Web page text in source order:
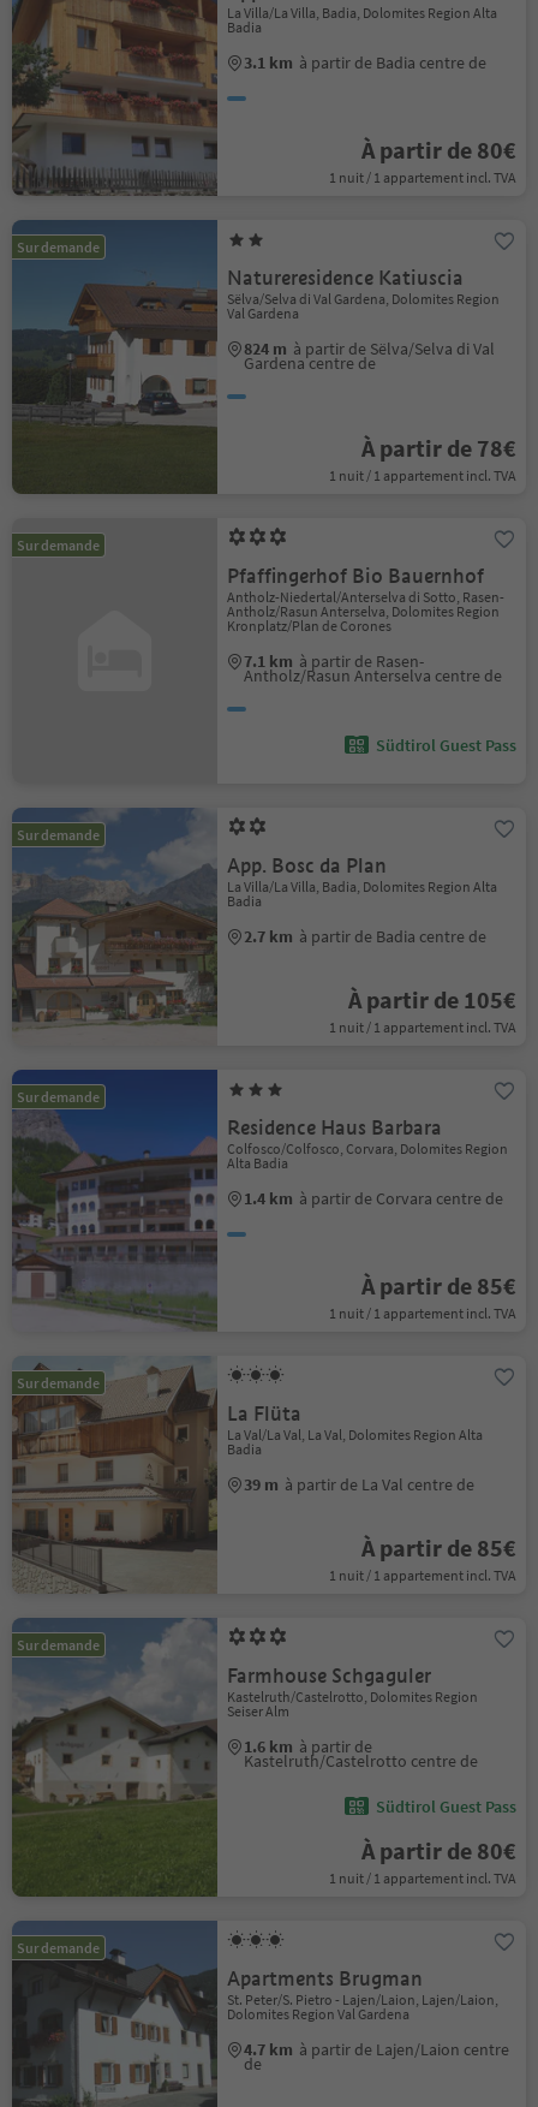
La Villa/La Villa, Badia, Dolomites Region Alta
Badia
3.1 km à partir de Badia centre de
À partir de 80€
1 nuit / 1 appartement incl. TVA
Sur demande
Natureresidence Katiuscia
Sëlva/Selva di Val Gardena, Dolomites Region
Val Gardena
824 m à partir de Sëlva/Selva di Val
Gardena centre de
À partir de 78€
1 nuit / 1 appartement incl. TVA
Sur demande
Pfaffingerhof Bio Bauernhof
Antholz-Niedertal/Anterselva di Sotto, Rasen-
Antholz/Rasun Anterselva, Dolomites Region
Kronplatz/Plan de Corones
7.1 km à partir de Rasen-
Antholz/Rasun Anterselva centre de
Südtirol Guest Pass
Sur demande
App. Bosc da Plan
La Villa/La Villa, Badia, Dolomites Region Alta
Badia
2.7 km à partir de Badia centre de
À partir de 105€
1 nuit / 1 appartement incl. TVA
Sur demande
Residence Haus Barbara
Colfosco/Colfosco, Corvara, Dolomites Region
Alta Badia
1.4 km à partir de Corvara centre de
À partir de 85€
1 nuit / 1 appartement incl. TVA
Sur demande
La Flüta
La Val/La Val, La Val, Dolomites Region Alta
Badia
39 m à partir de La Val centre de
À partir de 85€
1 nuit / 1 appartement incl. TVA
Sur demande
Farmhouse Schgaguler
Kastelruth/Castelrotto, Dolomites Region
Seiser Alm
1.6 km à partir de
Kastelruth/Castelrotto centre de
Südtirol Guest Pass
À partir de 80€
1 nuit / 1 appartement incl. TVA
Sur demande
Apartments Brugman
St. Peter/S. Pietro - Lajen/Laion, Lajen/Laion,
Dolomites Region Val Gardena
4.7 km à partir de Lajen/Laion centre
de